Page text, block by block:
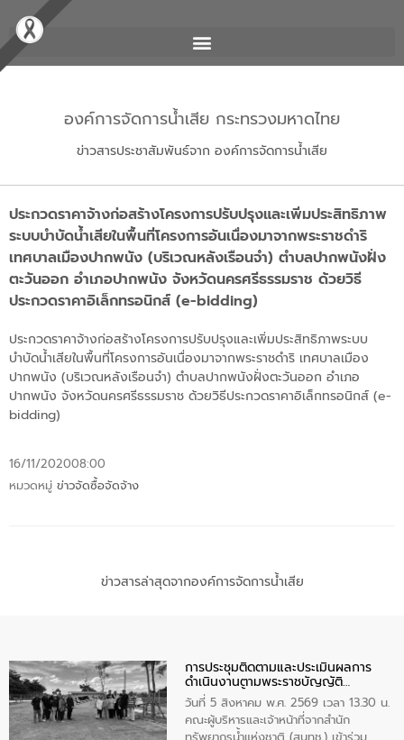
องค์การจัดการน้ำเสีย กระทรวงมหาดไทย
ข่าวสารประชาสัมพันธ์จาก องค์การจัดการน้ำเสีย
ประกวดราคาจ้างก่อสร้างโครงการปรับปรุงและเพิ่มประสิทธิภาพ
ระบบบำบัดน้ำเสียในพื้นที่โครงการอันเนื่องมาจากพระราชดำริ
เทศบาลเมืองปากพนัง (บริเวณหลังเรือนจำ) ตำบลปากพนังฝั่ง
ตะวันออก อำเภอปากพนัง จังหวัดนครศรีธรรมราช ด้วยวิธี
ประกวดราคาอิเล็กทรอนิกส์ (e-bidding)
ประกวดราคาจ้างก่อสร้างโครงการปรับปรุงและเพิ่มประสิทธิภาพระบบ
บำบัดน้ำเสียในพื้นที่โครงการอันเนื่องมาจากพระราชดำริ เทศบาลเมือง
ปากพนัง (บริเวณหลังเรือนจำ) ตำบลปากพนังฝั่งตะวันออก อำเภอ
ปากพนัง จังหวัดนครศรีธรรมราช ด้วยวิธีประกวดราคาอิเล็กทรอนิกส์ (e-
bidding)
16/11/202008:00
หมวดหมู่ ข่าวจัดซื้อจัดจ้าง
ข่าวสารล่าสุดจากองค์การจัดการน้ำเสีย
การประชุมติดตามและประเมินผลการ
ดำเนินงานตามพระราชบัญญัติ
ทรัพยากรน้ำ พ.ศ. 2561 ประจำ
ปีงบประมาณ พ.ศ. 2569
วันที่ 5 สิงหาคม พ.ศ. 2569 เวลา 13.30 น.
คณะผู้บริหารและเจ้าหน้าที่จากสำนัก